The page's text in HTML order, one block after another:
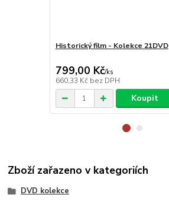
Historický film - Kolekce 21DVD
799,00 Kč/ks
660,33 Kč bez DPH
Koupit
Zboží zařazeno v kategoriích
DVD kolekce